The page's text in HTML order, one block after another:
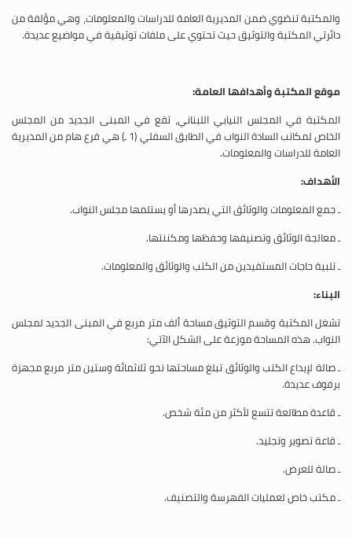
والمكتبة تنضوي ضمن المديرية العامة للدراسات والمعلومات، وهي مؤلفة من
دائرتي المكتبة والتوثيق حيث تحتوي على ملفات توثيقية في مواضيع عديدة.
موقع المكتبة وأهدافها العامة:
المكتبة في المجلس النيابي اللبناني، تقع في المبنى الجديد من المجلس
الخاص لمكاتب السادة النواب في الطابق السفلي (1 ـ) هي فرع هام من المديرية
العامة للدراسات والمعلومات.
الأهداف:
ـ جمع المعلومات والوثائق التي يصدرها أو يستلمها مجلس النواب.
ـ معالجة الوثائق وتصنيفها وحفظها ومكننتها.
ـ تلبية حاجات المستفيدين من الكتب والوثائق والمعلومات.
البناء:
تشغل المكتبة وقسم التوثيق مساحة ألف متر مربع في المبنى الجديد لمجلس
النواب. هذه المساحة موزعة على الشكل الآتي:
ـ صالة لإيداع الكتب والوثائق تبلغ مساحتها نحو ثلاثمائة وستين متر مربع مجهزة
برفوف عديدة.
ـ قاعدة مطالعة تتسع لأكثر من مئة شخص.
ـ قاعة تصوير وتجليد.
ـ صالة للعرض.
ـ مكتب خاص لعمليات الفهرسة والتصنيف.